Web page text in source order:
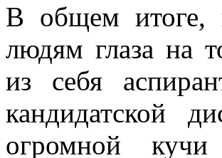
В общем итоге,
людям глаза на
из себя
кандидатской
огромной кучи